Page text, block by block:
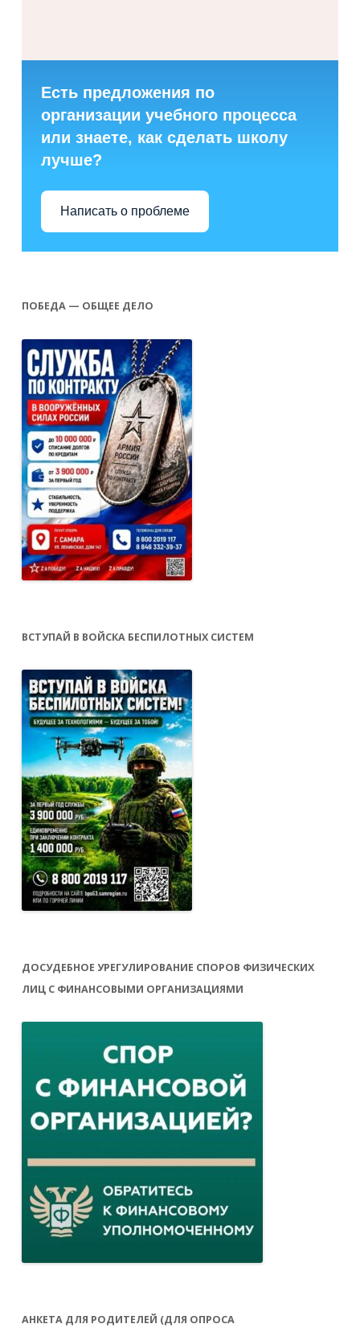
Есть предложения по
организации учебного процесса
или знаете, как сделать школу
лучше?
Написать о проблеме
ПОБЕДА — ОБЩЕЕ ДЕЛО
ВСТУПАЙ В ВОЙСКА БЕСПИЛОТНЫХ СИСТЕМ
ДОСУДЕБНОЕ УРЕГУЛИРОВАНИЕ СПОРОВ ФИЗИЧЕСКИХ
ЛИЦ С ФИНАНСОВЫМИ ОРГАНИЗАЦИЯМИ
АНКЕТА ДЛЯ РОДИТЕЛЕЙ (ДЛЯ ОПРОСА